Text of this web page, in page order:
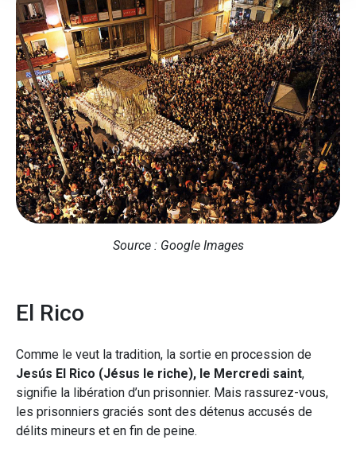
Source : Google Images
El Rico
Comme le veut la tradition, la sortie en procession de
Jesús El Rico (Jésus le riche), le Mercredi saint,
signifie la libération d’un prisonnier. Mais rassurez-vous,
les prisonniers graciés sont des détenus accusés de
délits mineurs et en fin de peine.